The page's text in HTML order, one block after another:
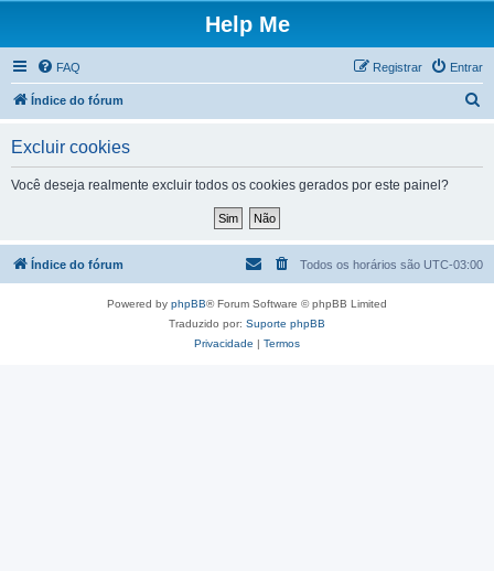
Help Me
FAQ Entrar
Registrar
Índice do fórum
a
Excluir cookies
Você deseja realmente excluir todos os cookies gerados por este painel?
Índice do fórum Todos os horários são UTC-03:00
Powered by phpBB® Forum Software © phpBB Limited
Traduzido por: Suporte phpBB
Privacidade | Termos